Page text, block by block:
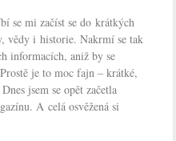
se mi začíst se do krátkých
vědy i historie. Nakrmí se tak
informacích, aniž by se
je to moc fajn – krátké,
jsem se opět začetla
A celá osvěžená si